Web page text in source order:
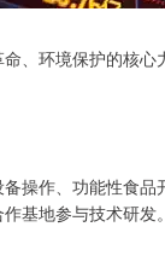
、环境保护的核
操作、功能性食
基地参与技术研发。